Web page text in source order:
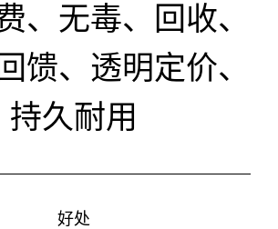
、无毒、回收、
馈、透明定价、
持久耐用
好处